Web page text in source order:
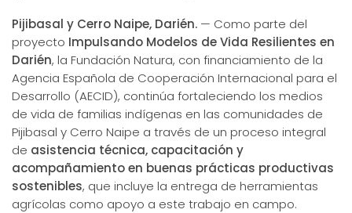
Pijibasal y Cerro Naipe, Darién. — Como parte del
proyecto Impulsando Modelos de Vida Resilientes en
Darién, la Fundación Natura, con financiamiento de la
Agencia Española de Cooperación Internacional para el
Desarrollo (AECID), continúa fortaleciendo los medios
de vida de familias indígenas en las comunidades de
Pijibasal y Cerro Naipe a través de un proceso integral
de asistencia técnica, capacitación y
acompañamiento en buenas prácticas productivas
sostenibles, que incluye la entrega de herramientas
agrícolas como apoyo a este trabajo en campo.